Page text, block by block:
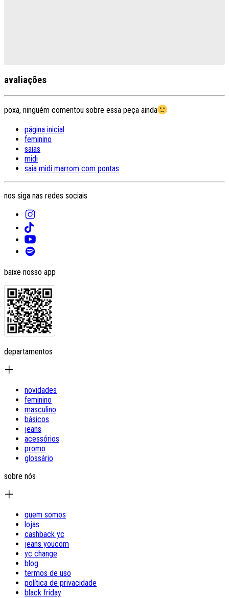
avaliações
poxa, ninguém comentou sobre essa peça ainda
página inicial
feminino
saias
midi
saia midi marrom com pontas
nos siga nas redes sociais
baixe nosso app
departamentos
novidades
feminino
masculino
básicos
jeans
acessórios
promo
glossário
sobre nós
quem somos
lojas
cashback yc
jeans youcom
yc change
blog
termos de uso
política de privacidade
black friday